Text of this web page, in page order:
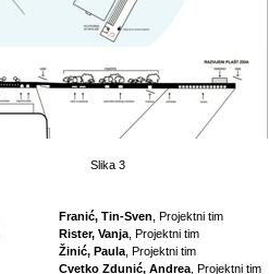
Slika 3
Franić, Tin-Sven , Projektni tim
Rister, Vanja , Projektni tim
Žinić, Paula , Projektni tim
Cvetko Zdunić, Andrea , Projektni tim